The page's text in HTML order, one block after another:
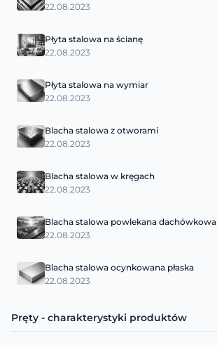
22.08.2023
Płyta stalowa na ścianę
22.08.2023
Płyta stalowa na wymiar
22.08.2023
Blacha stalowa z otworami
22.08.2023
Blacha stalowa w kręgach
22.08.2023
Blacha stalowa powlekana dachówkowa
22.08.2023
Blacha stalowa ocynkowana płaska
22.08.2023
Pręty - charakterystyki produktów